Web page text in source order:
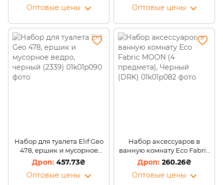
Оптовые цены
Оптовые цены
Набор для туалета Elif Geo
478, ершик и мусорное
ведро, черный (2339)
457.73₴
Оптовые цены
Набор аксессуаров в
ванную комнату Eco Fabric
MOON (4 предмета),
Черный (DRK)
260.26₴
Оптовые цены